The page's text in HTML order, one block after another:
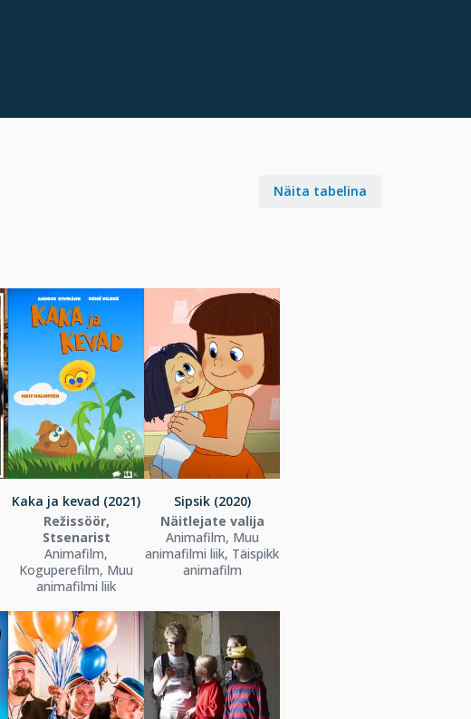
Näita tabelina
Kaka ja kevad (2021)
Režissöör,
Stsenarist
Animafilm,
Koguperefilm, Muu
animafilmi liik
Sipsik (2020)
Näitlejate valija
Animafilm, Muu
animafilmi liik, Täispikk
animafilm